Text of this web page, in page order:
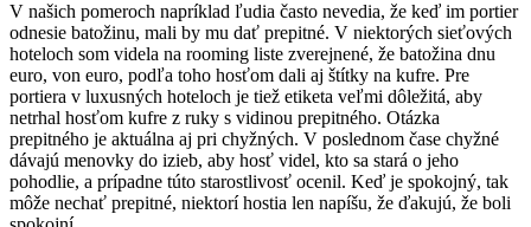
V našich pomeroch napríklad ľudia často nevedia, že keď im portier
odnesie batožinu, mali by mu dať prepitné. V niektorých sieťových
hoteloch som videla na rooming liste zverejnené, že batožina dnu
euro, von euro, podľa toho hosťom dali aj štítky na kufre. Pre
portiera v luxusných hoteloch je tiež etiketa veľmi dôležitá, aby
netrhal hosťom kufre z ruky s vidinou prepitného. Otázka
prepitného je aktuálna aj pri chyžných. V poslednom čase chyžné
dávajú menovky do izieb, aby hosť videl, kto sa stará o jeho
pohodlie, a prípadne túto starostlivosť ocenil. Keď je spokojný, tak
môže nechať prepitné, niektorí hostia len napíšu, že ďakujú, že boli